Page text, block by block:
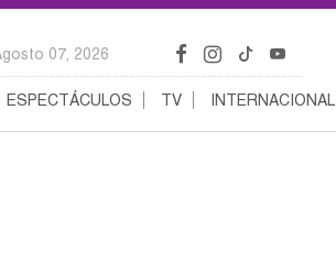
07, 2026
ESPECTÁCULOS TV INTERNACIONAL